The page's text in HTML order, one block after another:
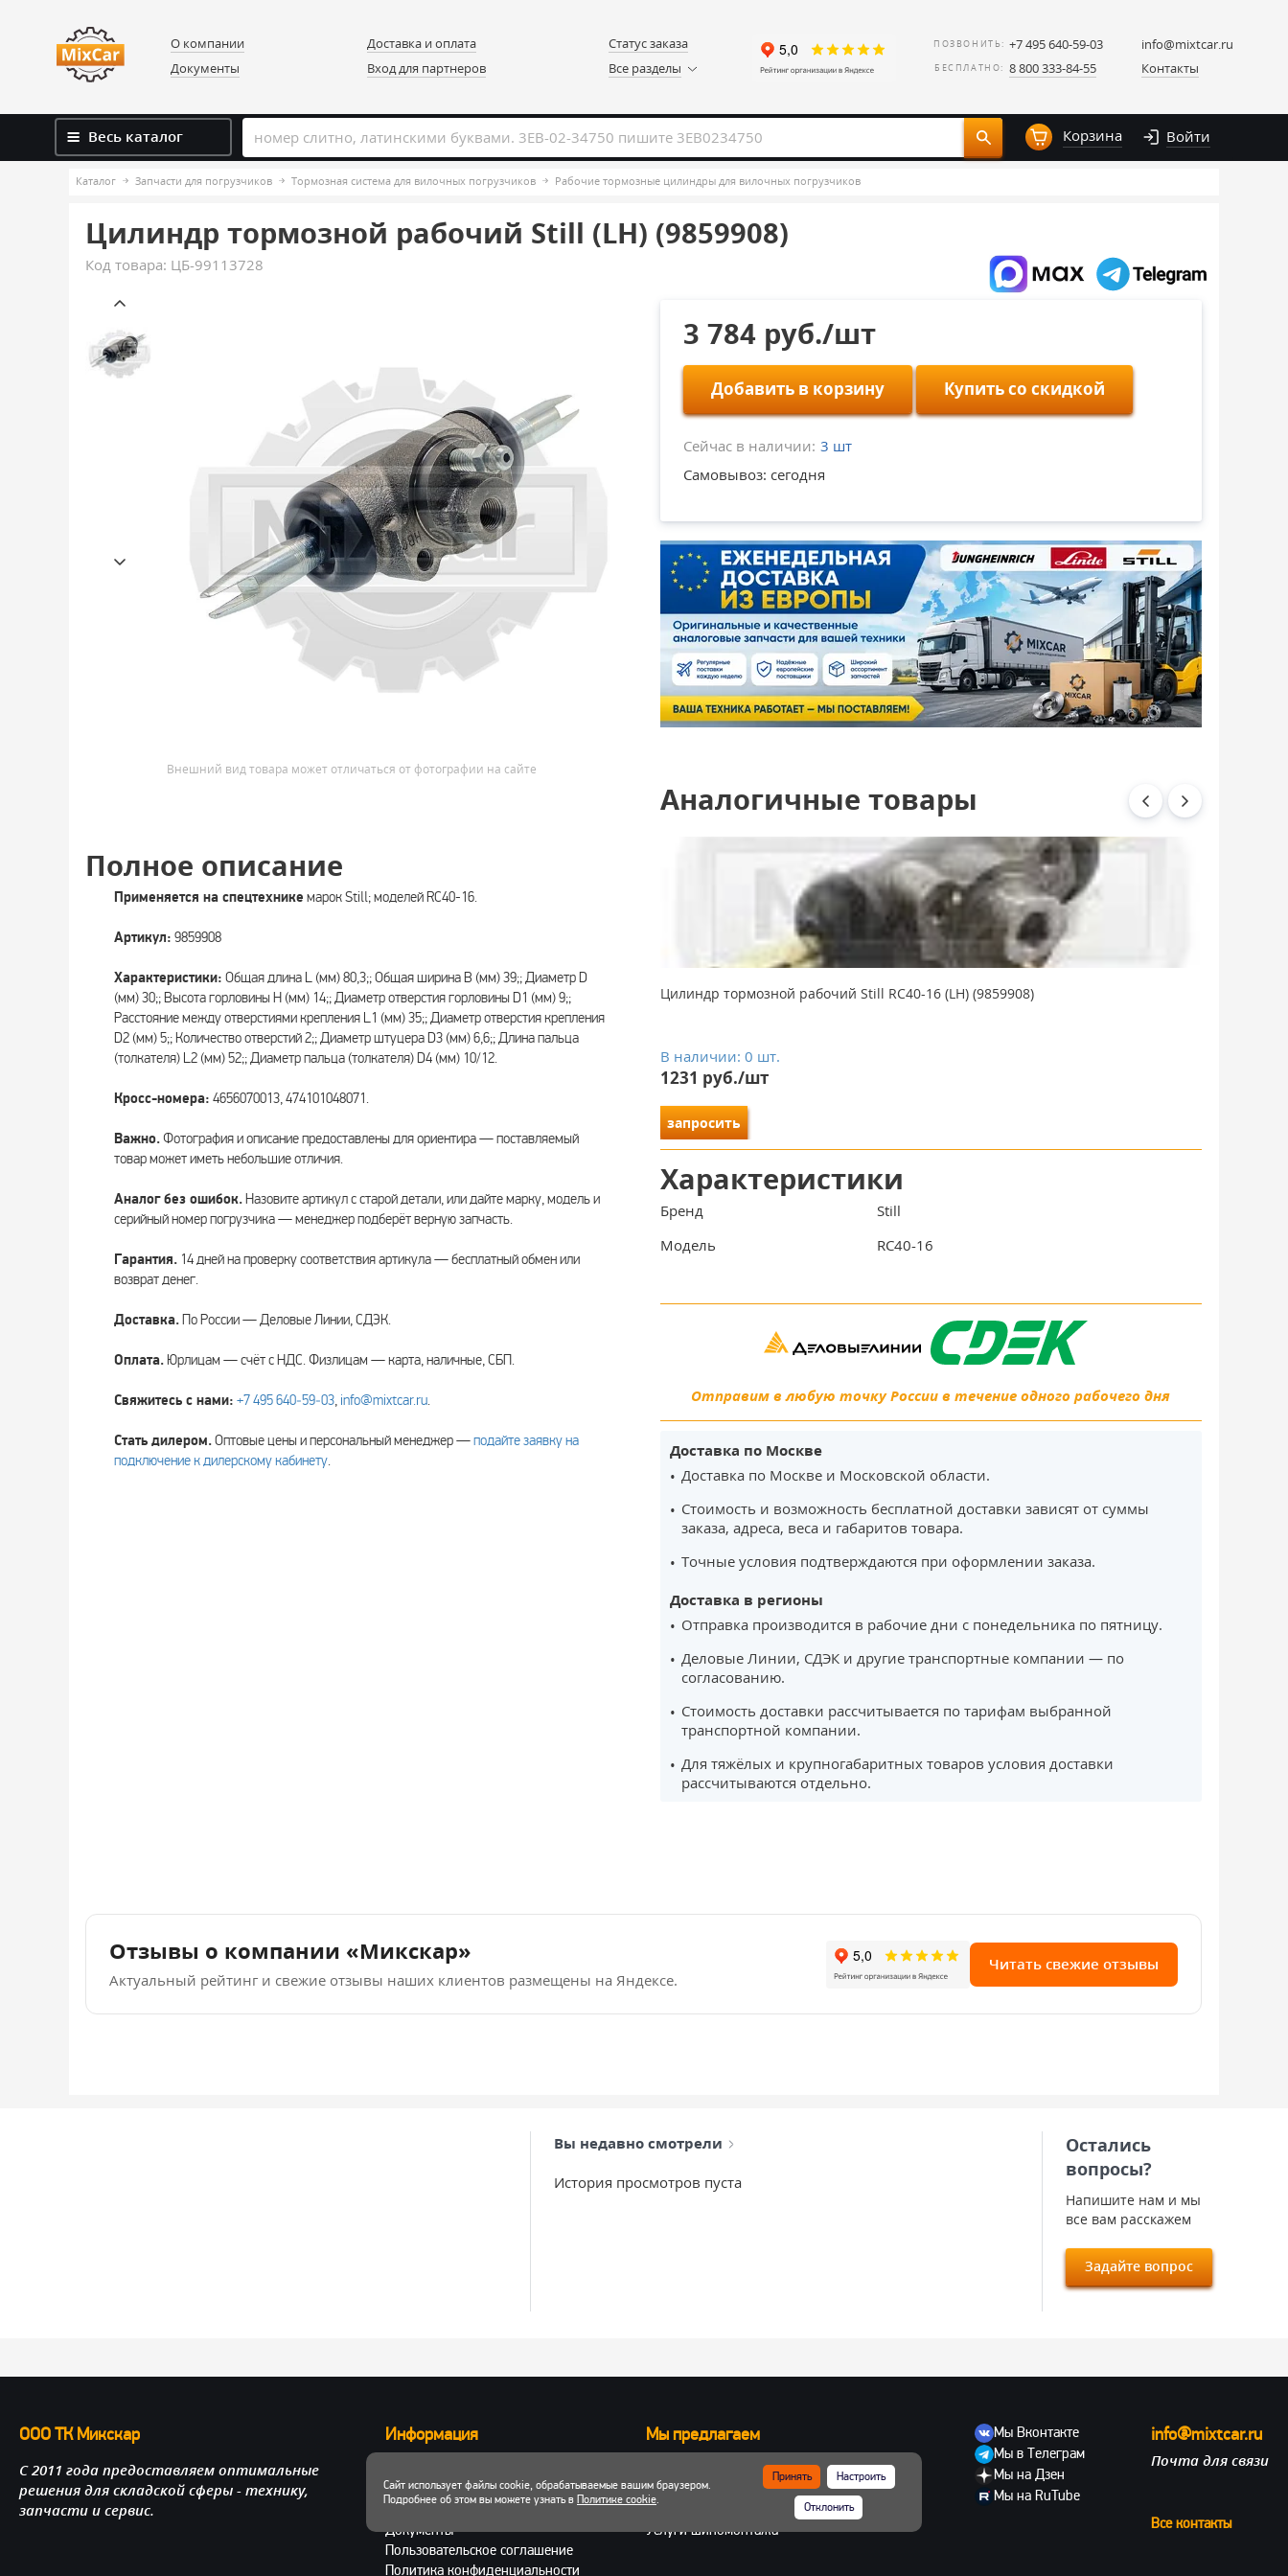
О компании
Документы
Доставка и оплата
Вход для партнеров
Статус заказа
Все разделы
ПОЗВОНИТЬ: +7 495 640-59-03
БЕСПЛАТНО: 8 800 333-84-55
info@mixtcar.ru
Контакты
Весь каталог Корзина Войти
Каталог Запчасти для погрузчиков Тормозная система для вилочных погрузчиков Рабочие тормозные цилиндры для вилочных погрузчиков
Цилиндр тормозной рабочий Still (LH) (9859908)
Код товара: ЦБ-99113728
Внешний вид товара может отличаться от фотографии на сайте
Полное описание
Применяется на спецтехнике марок Still; моделей RC40-16.
Артикул: 9859908
Характеристики: Общая длина L (мм) 80,3;; Общая ширина B (мм) 39;; Диаметр D
(мм) 30;; Высота горловины H (мм) 14;; Диаметр отверстия горловины D1 (мм) 9;;
Расстояние между отверстиями крепления L1 (мм) 35;; Диаметр отверстия крепления
D2 (мм) 5;; Количество отверстий 2;; Диаметр штуцера D3 (мм) 6,6;; Длина пальца
(толкателя) L2 (мм) 52;; Диаметр пальца (толкателя) D4 (мм) 10/12.
Кросс-номера: 4656070013, 474101048071.
Важно.Фотография и описание предоставлены для ориентира — поставляемый
товар может иметь небольшие отличия.
Аналог без ошибок.Назовите артикул с старой детали, или дайте марку, модель и
серийный номер погрузчика — менеджер подберёт верную запчасть.
Гарантия. 14 дней на проверку соответствия артикула — бесплатный обмен или
возврат денег.
Доставка.По России — Деловые Линии, СДЭК.
Оплата. Юрлицам — счёт с НДС. Физлицам — карта, наличные, СБП.
Свяжитесь с нами: +7 495 640‑59‑03, info@mixtcar.ru.
Стать дилером.Оптовые цены и персональный менеджер —подайте заявку на
подключение к дилерскому кабинету.
3 784 руб./шт
Добавить в корзину Купить со скидкой
Сейчас в наличии: 3 шт
Самовывоз: сегодня
Аналогичные товары
Цилиндр тормозной рабочий Still RC40-16 (LH) (9859908)
В наличии: 0 шт.
1231 руб./шт
запросить
Характеристики
Бренд
Still
Модель
RC40-16
Отправим в любую точку России в течение одного рабочего дня
Доставка по Москве
Доставка по Москве и Московской области.
Стоимость и возможность бесплатной доставки зависят от суммы
заказа, адреса, веса и габаритов товара.
Точные условия подтверждаются при оформлении заказа.
Доставка в регионы
Отправка производится в рабочие дни с понедельника по пятницу.
Деловые Линии, СДЭК и другие транспортные компании — по
согласованию.
Стоимость доставки рассчитывается по тарифам выбранной
транспортной компании.
Для тяжёлых и крупногабаритных товаров условия доставки
рассчитываются отдельно.
Отзывы о компании «Микскар»
Актуальный рейтинг и свежие отзывы наших клиентов размещены на Яндексе.
Читать свежие отзывы
Вы недавно смотрели
История просмотров пуста
Остались
вопросы?
Напишите нам и мы
все вам расскажем
Задайте вопрос
ООО ТК Микскар
С 2011 года предоставляем оптимальные
решения для складской сферы - технику,
запчасти и сервис.
Информация
Доставка и оплата
Личный кабинет
Документы
Пользовательское соглашение
Политика конфиденциальности
Мы предлагаем
Запчасти для вилочных погрузчиков
Запчасти для двигателей
Шины, колеса, диски
Услуги шиномонтажа
Мы Вконтакте
Мы в Телеграм
Мы на Дзен
Мы на RuTube
info@mixtcar.ru
Почта для связи
Все контакты
Сайт использует файлы cookie, обрабатываемые вашим браузером.
Подробнее об этом вы можете узнать в Политике cookie.
Принять Настроить
Отклонить